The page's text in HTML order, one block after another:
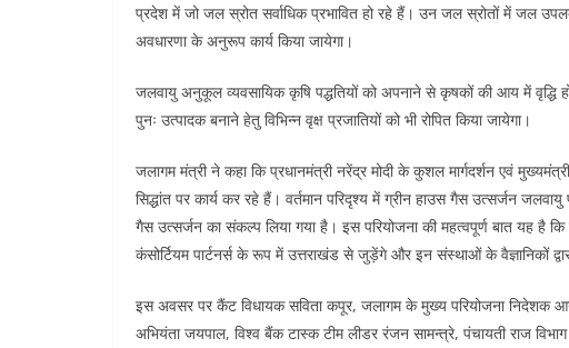
प्रदेश में जो जल स्रोत सर्वाधिक प्रभावित हो रहे हैं। उन जल स्रोतों में जल
अवधारणा के अनुरूप कार्य किया जायेगा।
जलवायु अनुकूल व्यवसायिक कृषि पद्धतियों को अपनाने से कृषकों की आय में वृद्धि
पुनः उत्पादक बनाने हेतु विभिन्न वृक्ष प्रजातियों को भी रोपित किया जायेगा।
जलागम मंत्री ने कहा कि प्रधानमंत्री नरेंद्र मोदी के कुशल मार्गदर्शन एवं
सिद्धांत पर कार्य कर रहे हैं। वर्तमान परिदृश्य में ग्रीन हाउस गैस उत्सर्जन
गैस उत्सर्जन का संकल्प लिया गया है। इस परियोजना की महत्वपूर्ण बात यह है कि
कंसोर्टियम पार्टनर्स के रूप में उत्तराखंड से जुड़ेंगे और इन संस्थाओं के वैज्ञानिकों
इस अवसर पर कैंट विधायक सविता कपूर, जलागम के मुख्य परियोजना निदेशक
अभियंता जयपाल, विश्व बैंक टास्क टीम लीडर रंजन सामन्त्रे, पंचायती राज